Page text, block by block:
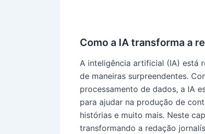
Como a IA transforma a
A inteligência artificial (IA) está
de maneiras surpreendentes.
processamento de dados, a IA
para ajudar na produção de
histórias e muito mais. Neste
transformando a redação